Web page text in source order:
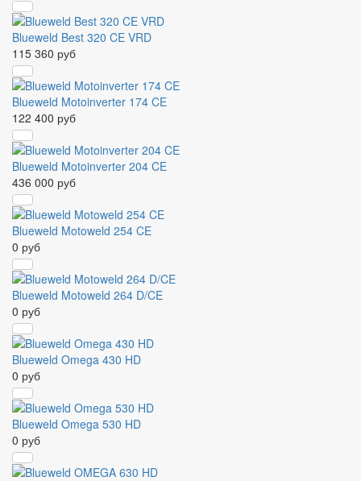
Blueweld Best 320 CE VRD
115 360 руб
Blueweld Motoinverter 174 CE
122 400 руб
Blueweld Motoinverter 204 CE
436 000 руб
Blueweld Motoweld 254 CE
0 руб
Blueweld Motoweld 264 D/CE
0 руб
Blueweld Omega 430 HD
0 руб
Blueweld Omega 530 HD
0 руб